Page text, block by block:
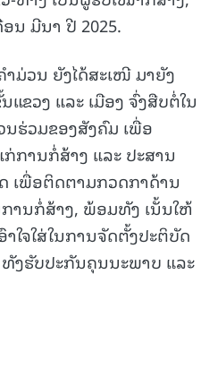
ອນ ມີນາ ປີ 2025.
ມ່ວນ ຍັງໄດ້ສະເໜີ ມາຍັງ
ຂວງ ແລະ ເມືອງ ຈົ່ງສືບຕໍ່ໃນ
ຮ່ວມຂອງສັງຄົມ ເພື່ອ
ການກໍ່ສ້າງ ແລະ ປະສານ
ພື່ອຕິດຕາມກວດກາດ້ານ
ານກໍ່ສ້າງ, ພ້ອມທັງ ເນັ້ນໃຫ້
ໃຈໃສ່ໃນການຈັດຕັ້ງປະຕິບັດ
ທັງຮັບປະກັນຄຸນນະພາບ ແລະ